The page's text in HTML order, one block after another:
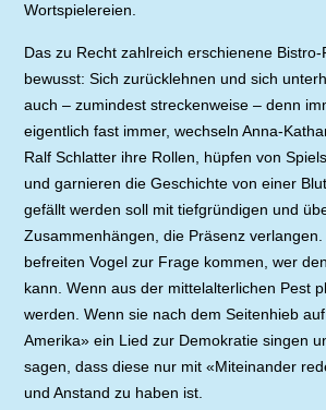
Wortspielereien.
Das zu Recht zahlreich erschienene
bewusst: Sich zurücklehnen und sich
auch – zumindest streckenweise – denn
eigentlich fast immer, wechseln Anna-
Ralf Schlatter ihre Rollen, hüpfen von
und garnieren die Geschichte von einer
gefällt werden soll mit tiefgründigen und
Zusammenhängen, die Präsenz
befreiten Vogel zur Frage kommen, wer
kann. Wenn aus der mittelalterlichen Pest
werden. Wenn sie nach dem Seitenhieb
Amerika» ein Lied zur Demokratie singen
sagen, dass diese nur mit «Miteinander
und Anstand zu haben ist.